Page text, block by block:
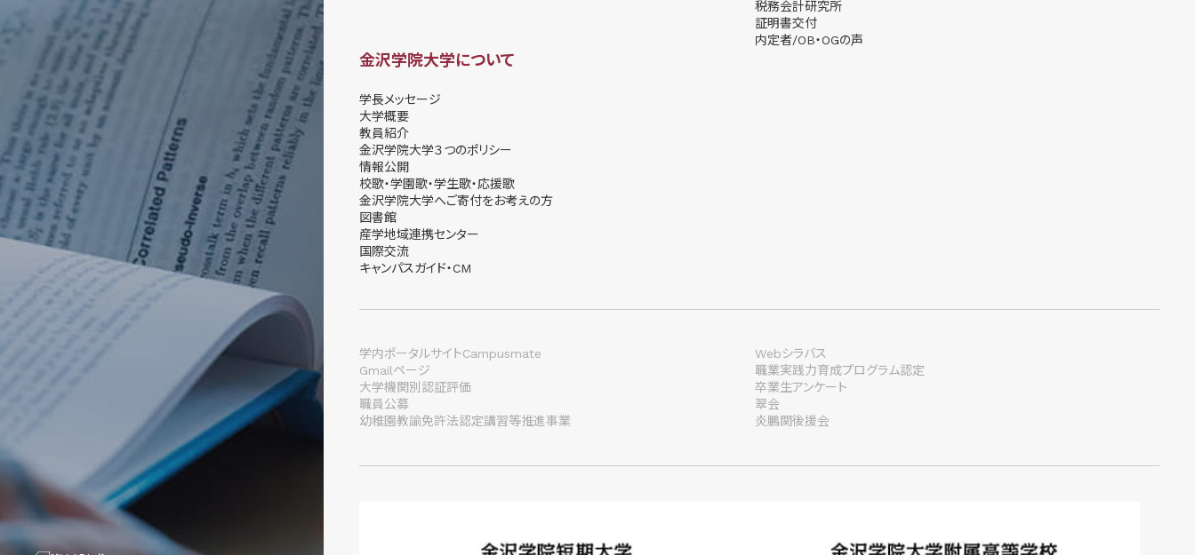
税務会計研究所
証明書交付
内定者/OB・OGの声
金沢学院大学について
学長メッセージ
大学概要
教員紹介
金沢学院大学３つのポリシー
情報公開
校歌・学園歌・学生歌・応援歌
金沢学院大学へご寄付をお考えの方
図書館
産学地域連携センター
国際交流
キャンパスガイド・CM
学内ポータルサイトCampusmate
Webシラバス
Gmailページ
職業実践力育成プログラム認定
大学機関別認証評価
卒業生アンケート
職員公募
翠会
幼稚園教諭免許法認定講習等推進事業
炎鵬関後援会